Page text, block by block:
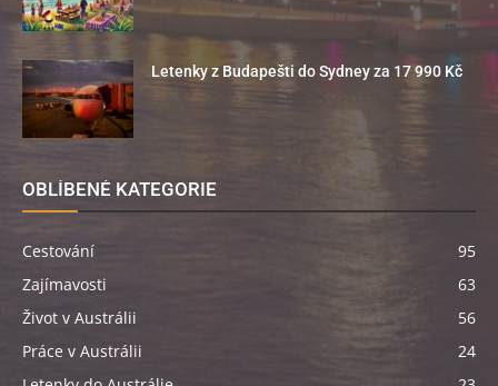
Letenky z Budapešti do Sydney za 17 990 Kč
OBLÍBENÉ KATEGORIE
Cestování
95
Zajímavosti
63
Život v Austrálii
56
Práce v Austrálii
24